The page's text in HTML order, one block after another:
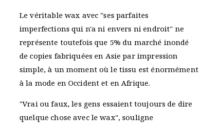
Le véritable wax avec "ses parfaites
imperfections qui n'a ni envers ni endroit" ne
représente toutefois que 5% du marché inondé
de copies fabriquées en Asie par impression
simple, à un moment où le tissu est énormément
à la mode en Occident et en Afrique.
"Vrai ou faux, les gens essaient toujours de dire
quelque chose avec le wax", souligne